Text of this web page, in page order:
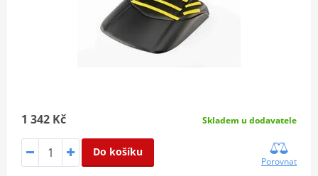
1 342 Kč Skladem u dodavatele
Do košíku
Porovnat